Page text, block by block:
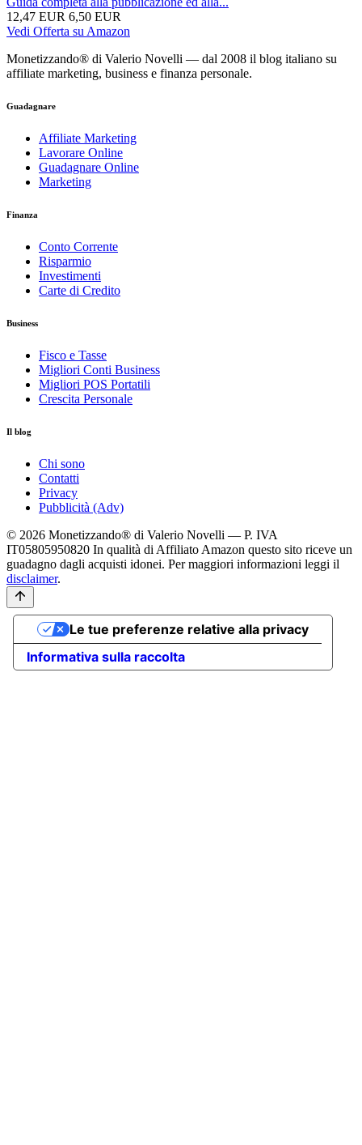
12,47 EUR 6,50 EUR
Vedi Offerta su Amazon
Monetizzando® di Valerio Novelli — dal 2008 il blog italiano su
affiliate marketing, business e finanza personale.
Guadagnare
Affiliate Marketing
Lavorare Online
Guadagnare Online
Marketing
Finanza
Conto Corrente
Risparmio
Investimenti
Carte di Credito
Business
Fisco e Tasse
Migliori Conti Business
Migliori POS Portatili
Crescita Personale
Il blog
Chi sono
Contatti
Privacy
Pubblicità (Adv)
© 2026 Monetizzando® di Valerio Novelli — P. IVA
IT05805950820 In qualità di Affiliato Amazon questo sito riceve un
guadagno dagli acquisti idonei. Per maggiori informazioni leggi il
disclaimer.
Informativa sulla raccolta
Le tue preferenze relative alla privacy